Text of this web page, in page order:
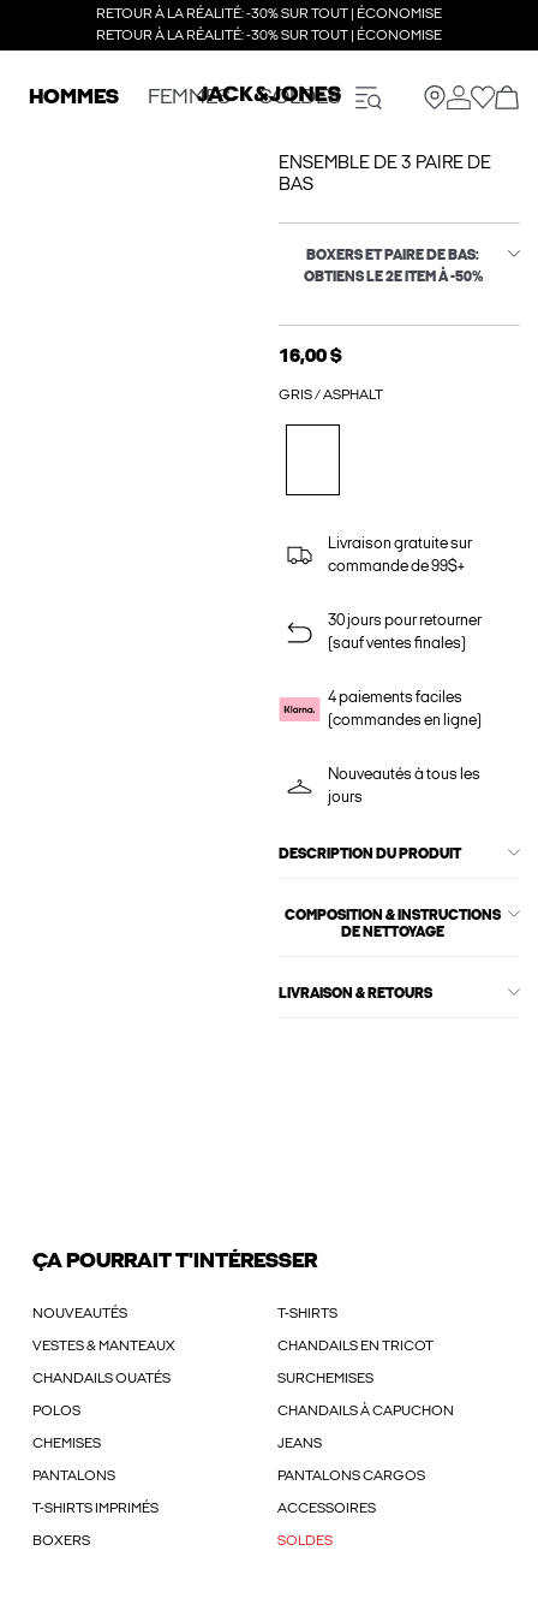
RETOUR À LA RÉALITÉ: -30% SUR TOUT | ÉCONOMISE
RETOUR À LA RÉALITÉ: -30% SUR TOUT | ÉCONOMISE
HOMMES FEMMES SOLDES
ENSEMBLE DE 3 PAIRE DE
BAS
BOXERS ET PAIRE DE BAS:
OBTIENS LE 2E ITEM À -50%
16,00 $
GRIS / ASPHALT
Livraison gratuite sur
commande de 99$+
30 jours pour retourner
(sauf ventes finales)
4 paiements faciles
(commandes en ligne)
Nouveautés à tous les
jours
DESCRIPTION DU PRODUIT
COMPOSITION & INSTRUCTIONS
DE NETTOYAGE
LIVRAISON & RETOURS
ÇA POURRAIT T'INTÉRESSER
NOUVEAUTÉS T-SHIRTS
VESTES & MANTEAUX CHANDAILS EN TRICOT
CHANDAILS OUATÉS SURCHEMISES
POLOS CHANDAILS À CAPUCHON
CHEMISES JEANS
PANTALONS PANTALONS CARGOS
T-SHIRTS IMPRIMÉS ACCESSOIRES
BOXERS SOLDES